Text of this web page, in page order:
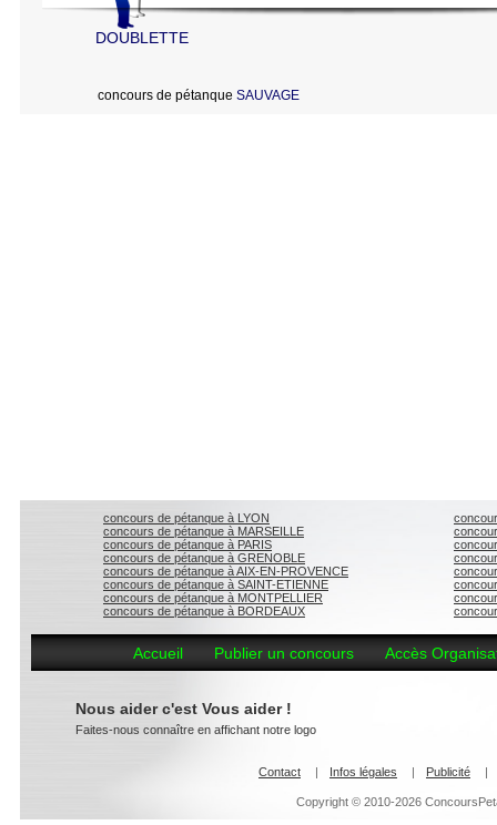
DOUBLETTE
concours de pétanque SAUVAGE
concours de pétanque à LYON
concours de pétanque à MARSEILLE
concours de pétanque à PARIS
concours de pétanque à GRENOBLE
concours de pétanque à AIX-EN-PROVENCE
concours de pétanque à SAINT-ETIENNE
concours de pétanque à MONTPELLIER
concours de pétanque à BORDEAUX
Accueil Publier un concours Accès
Nous aider c'est Vous aider !
Faites-nous connaître en affichant notre logo
Contact | Infos légales | Publicité |
Copyright © 2010-2026